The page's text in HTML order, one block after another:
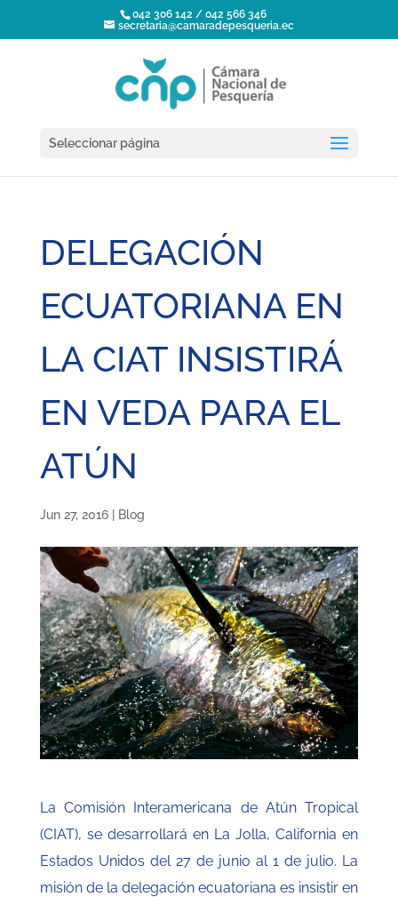
042 306 142 / 042 566 346
secretaria@camaradepesqueria.ec
Seleccionar página
DELEGACIÓN
ECUATORIANA EN
LA CIAT INSISTIRÁ
EN VEDA PARA EL
ATÚN
Jun 27, 2016| Blog
La Comisión Interamericana de Atún Tropical
(CIAT), se desarrollará en La Jolla, California en
Estados Unidos del 27 de junio al 1 de julio. La
misión de la delegación ecuatoriana es insistir en